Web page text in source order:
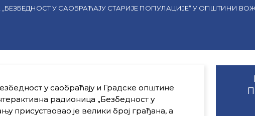
У САОБРАЋАЈУ СТАРИЈЕ ПОПУЛАЦИЈЕ“ У ОПШТИНИ
у саобраћају и Градске општине
радионица „Безбедност у
присуствовао је велики број грађана, а